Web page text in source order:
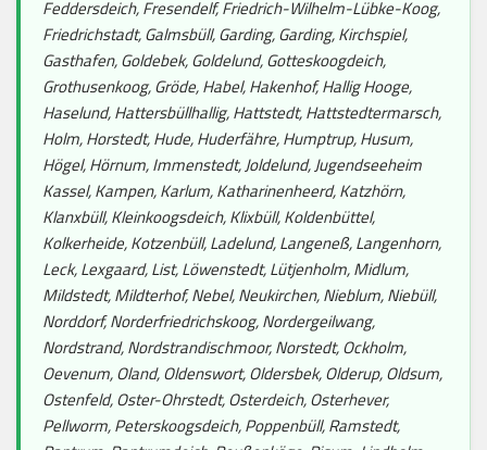
Feddersdeich, Fresendelf, Friedrich-Wilhelm-Lübke-Koog,
Friedrichstadt, Galmsbüll, Garding, Garding, Kirchspiel,
Gasthafen, Goldebek, Goldelund, Gotteskoogdeich,
Grothusenkoog, Gröde, Habel, Hakenhof, Hallig Hooge,
Haselund, Hattersbüllhallig, Hattstedt, Hattstedtermarsch,
Holm, Horstedt, Hude, Huderfähre, Humptrup, Husum,
Högel, Hörnum, Immenstedt, Joldelund, Jugendseeheim
Kassel, Kampen, Karlum, Katharinenheerd, Katzhörn,
Klanxbüll, Kleinkoogsdeich, Klixbüll, Koldenbüttel,
Kolkerheide, Kotzenbüll, Ladelund, Langeneß, Langenhorn,
Leck, Lexgaard, List, Löwenstedt, Lütjenholm, Midlum,
Mildstedt, Mildterhof, Nebel, Neukirchen, Nieblum, Niebüll,
Norddorf, Norderfriedrichskoog, Nordergeilwang,
Nordstrand, Nordstrandischmoor, Norstedt, Ockholm,
Oevenum, Oland, Oldenswort, Oldersbek, Olderup, Oldsum,
Ostenfeld, Oster-Ohrstedt, Osterdeich, Osterhever,
Pellworm, Peterskoogsdeich, Poppenbüll, Ramstedt,